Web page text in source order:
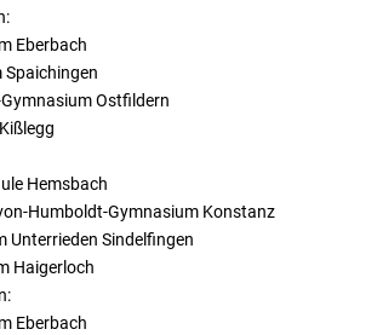
Eberbach
Spaichingen
Ostfildern
Hemsbach
Humboldt-Gymnasium Konstanz
Unterrieden Sindelfingen
Haigerloch
Eberbach